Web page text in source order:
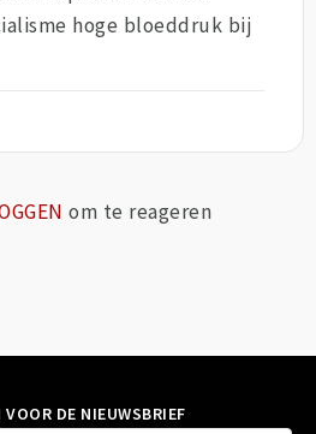
hoge bloeddruk bij
om te reageren
VOOR DE NIEUWSBRIEF